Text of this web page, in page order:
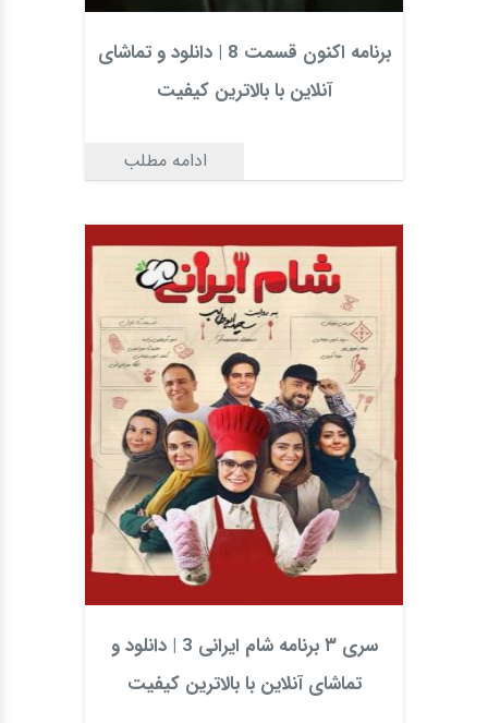
برنامه اکنون قسمت 8 | دانلود و تماشای
آنلاین با بالاترین کیفیت
ادامه مطلب
سری ۳ برنامه شام ایرانی 3 | دانلود و
تماشای آنلاین با بالاترین کیفیت